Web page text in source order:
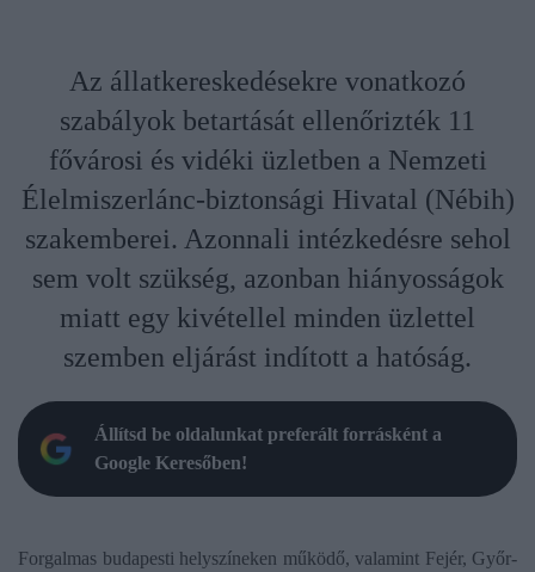
Az állatkereskedésekre vonatkozó
szabályok betartását ellenőrizték 11
fővárosi és vidéki üzletben a Nemzeti
Élelmiszerlánc-biztonsági Hivatal (Nébih)
szakemberei. Azonnali intézkedésre sehol
sem volt szükség, azonban hiányosságok
miatt egy kivétellel minden üzlettel
szemben eljárást indított a hatóság.
Állítsd be oldalunkat preferált forrásként a
Google Keresőben!
Forgalmas budapesti helyszíneken működő, valamint Fejér, Győr-